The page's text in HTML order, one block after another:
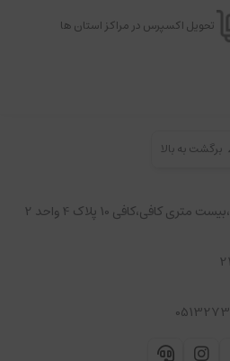
تحویل اکسپرس در مراکز استان ها
برگشت به بالا